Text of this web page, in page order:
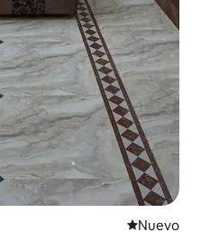
Nuevo
Nuevo